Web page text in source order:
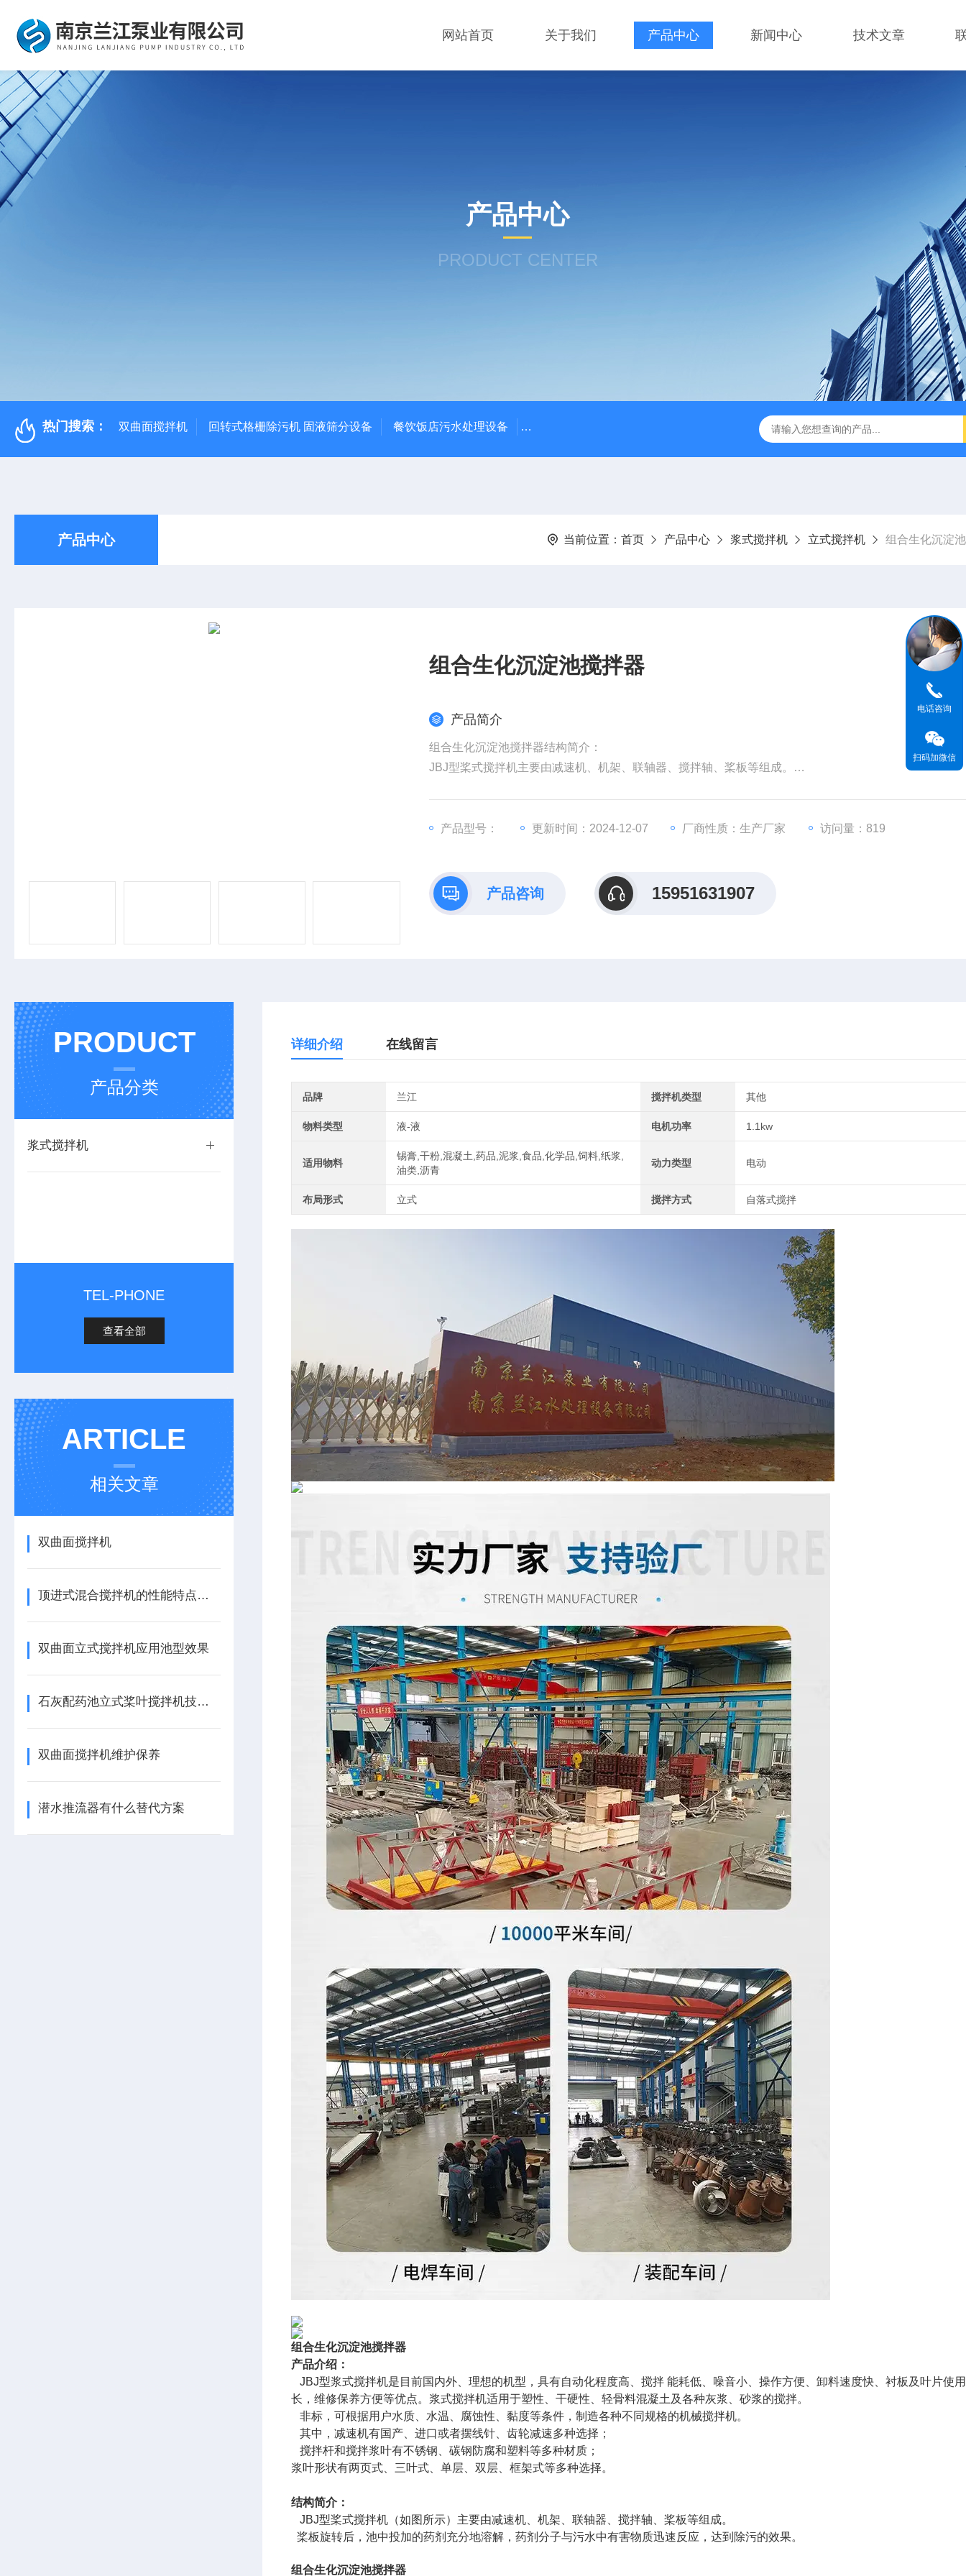
网站首页 关于我们 产品中心 新闻中心 技术文章
产品中心
PRODUCT CENTER
热门搜索： 双曲面搅拌机 回转式格栅除污机 固液筛分设备 餐饮饭店污水处理设备 高密度沉淀池中心传动刮泥机 伞型双曲面立式搅拌机 WNG5二沉池刮吸泥机原
产品中心 当前位置： 首页 产品中心 浆式搅拌机 立式搅拌机 组合生化沉淀
组合生化沉淀池搅拌器
产品简介
组合生化沉淀池搅拌器结构简介：
JBJ型桨式搅拌机主要由减速机、机架、联轴器、搅拌轴、桨板等组成。
产品型号： 更新时间：2024-12-07 厂商性质：生产厂家 访问量：819
产品咨询 15951631907
PRODUCT
产品分类
浆式搅拌机
TEL-PHONE
查看全部
ARTICLE
相关文章
双曲面搅拌机
顶进式混合搅拌机的性能特点，一看便知
双曲面立式搅拌机应用池型效果
石灰配药池立式桨叶搅拌机技术描述
双曲面搅拌机维护保养
潜水推流器有什么替代方案
详细介绍 在线留言
品牌 兰江 搅拌机类型 其他
物料类型 液-液 电机功率 1.1kw
适用物料
锡膏,干粉,混凝土,药品,泥浆,食品,化学品,饲料,纸浆,
油类,沥青
动力类型 电动
布局形式 立式 搅拌方式 自落式搅拌
组合生化沉淀池搅拌器
产品介绍：
JBJ型浆式搅拌机是目前国内外、理想的机型，具有自动化程度高、搅拌 能耗低、噪音小、操作方便、卸料速度快、衬板及叶片使
长，维修保养方便等优点。浆式搅拌机适用于塑性、干硬性、轻骨料混凝土及各种灰浆、砂浆的搅拌。
非标，可根据用户水质、水温、腐蚀性、黏度等条件，制造各种不同规格的机械搅拌机。
其中，减速机有国产、进口或者摆线针、齿轮减速多种选择；
搅拌杆和搅拌浆叶有不锈钢、碳钢防腐和塑料等多种材质；
浆叶形状有两页式、三叶式、单层、双层、框架式等多种选择。
结构简介：
JBJ型桨式搅拌机（如图所示）主要由减速机、机架、联轴器、搅拌轴、桨板等组成。
桨板旋转后，池中投加的药剂充分地溶解，药剂分子与污水中有害物质迅速反应，达到除污的效果。
组合生化沉淀池搅拌器
电话咨询
扫码加微信